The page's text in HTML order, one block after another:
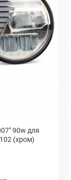
90w для
(хром)